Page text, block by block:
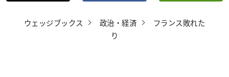
ウェッジブックス 政治・経済
フランス敗れた
り